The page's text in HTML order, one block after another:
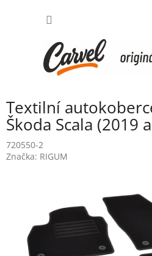
Textilní
Škoda Scala (2019
720550-2
Značka: RIGUM